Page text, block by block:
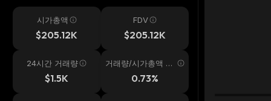
시가총액
$205.12K
FDV
$205.12K
24시간 거래량
$1.5K
거래량/시가총액 24
0.73%